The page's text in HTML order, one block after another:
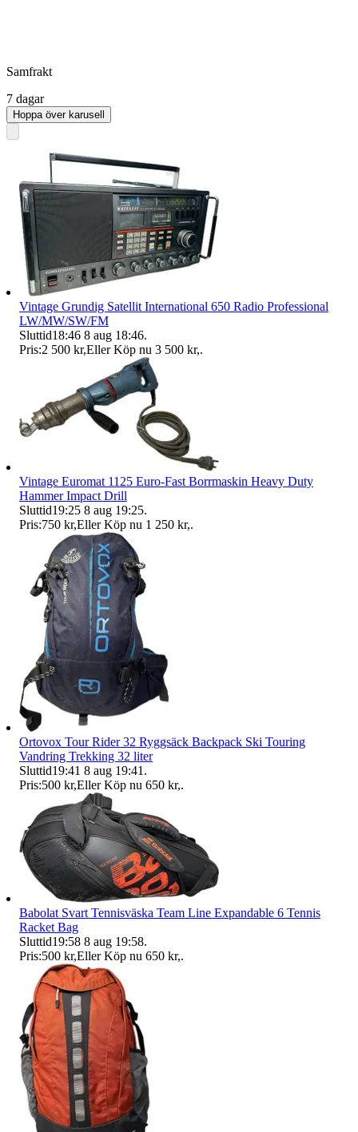
Samfrakt
7 dagar
Hoppa över karusell
Vintage Grundig Satellit International 650 Radio Professional
LW/MW/SW/FM
Sluttid18:46 8 aug 18:46.
Pris:2 500 kr,Eller Köp nu 3 500 kr,.
Vintage Euromat 1125 Euro-Fast Borrmaskin Heavy Duty
Hammer Impact Drill
Sluttid19:25 8 aug 19:25.
Pris:750 kr,Eller Köp nu 1 250 kr,.
Ortovox Tour Rider 32 Ryggsäck Backpack Ski Touring
Vandring Trekking 32 liter
Sluttid19:41 8 aug 19:41 .
Pris:500 kr,Eller Köp nu 650 kr,.
Babolat Svart Tennisväska Team Line Expandable 6 Tennis
Racket Bag
Sluttid19:58 8 aug 19:58.
Pris:500 kr,Eller Köp nu 650 kr,.